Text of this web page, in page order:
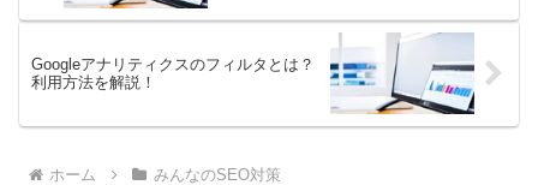
Googleアナリティクスのフィルタとは？
利用方法を解説！
ホーム みんなのSEO対策